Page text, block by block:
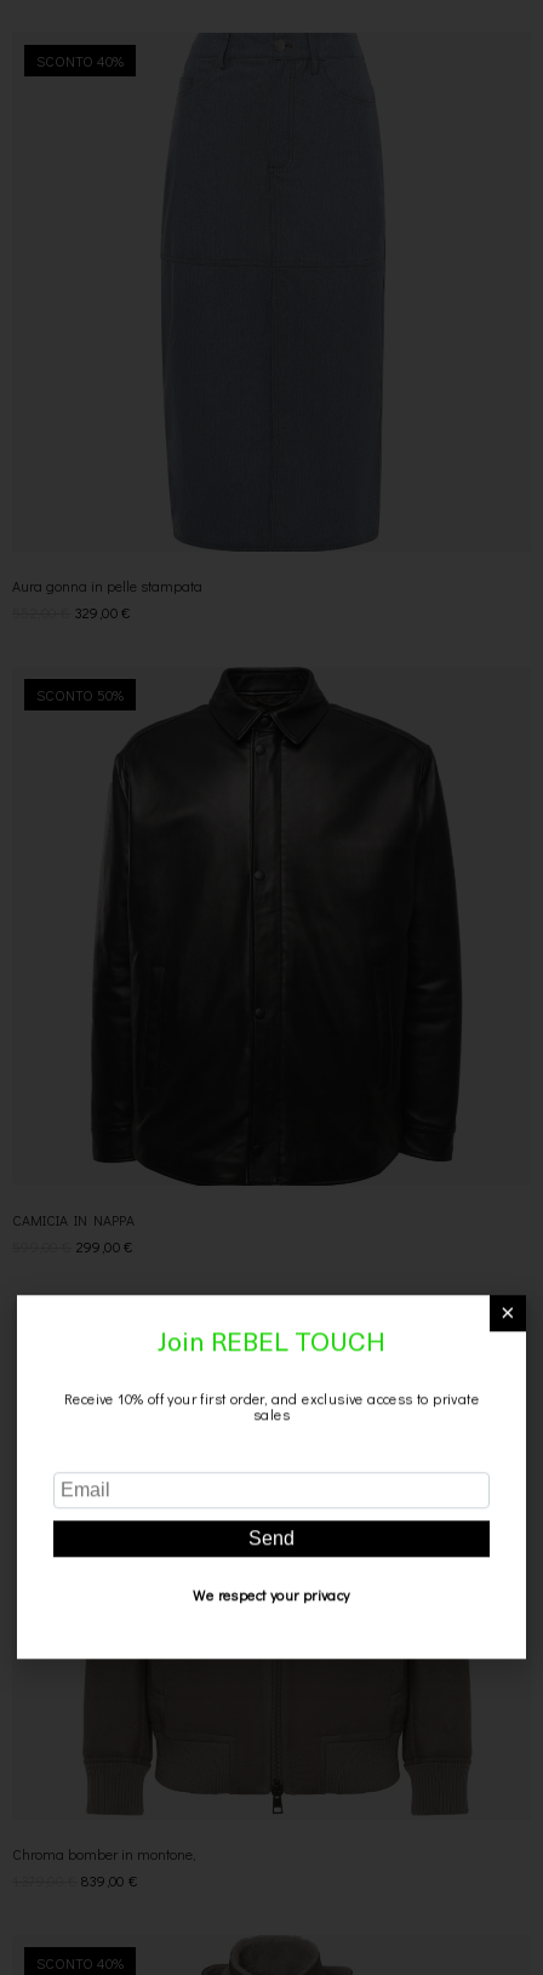
SCONTO 40%
Aura gonna in pelle stampata
329,00€
SCONTO 50%
CAMICIA IN NAPPA
299,00€
Chroma bomber in montone,
839,00€
SCONTO 40%
×
Join REBEL TOUCH
Receive 10% off your first order, and exclusive access to private
sales
Send
We respect your privacy